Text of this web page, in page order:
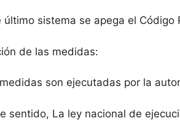
último sistema se apega el Código
de las medidas:
son ejecutadas por la
sentido, La ley nacional de